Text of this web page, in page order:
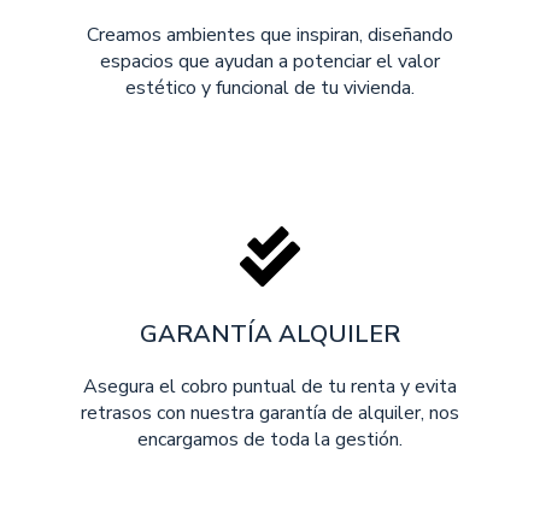
Creamos ambientes que inspiran, diseñando
espacios que ayudan a potenciar el valor
estético y funcional de tu vivienda.
GARANTÍA ALQUILER
Asegura el cobro puntual de tu renta y evita
retrasos con nuestra garantía de alquiler, nos
encargamos de toda la gestión.